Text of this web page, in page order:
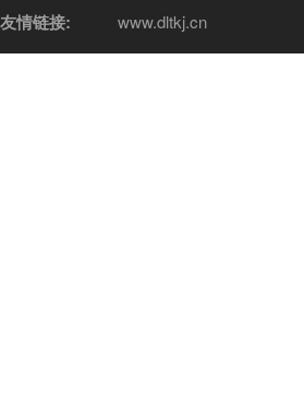
友情链接: www.dltkj.cn